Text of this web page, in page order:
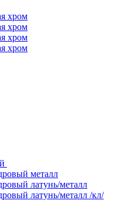
металл
латунь/металл
латунь/металл /кл/